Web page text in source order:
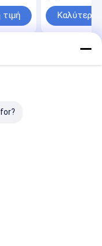
με 4
αισθητήρες
Καλύτερη
Site
Reserved.